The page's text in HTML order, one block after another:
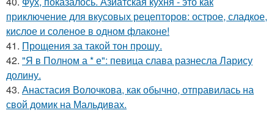
приключение для вкусовых рецепторов: острое, сладкое,
кислое и соленое в одном флаконе!
41. Прощения за такой тон прошу.
42. "Я в Полном а * е": певица слава разнесла Ларису
долину.
43. Анастасия Волочкова, как обычно, отправилась на
свой домик на Мальдивах.